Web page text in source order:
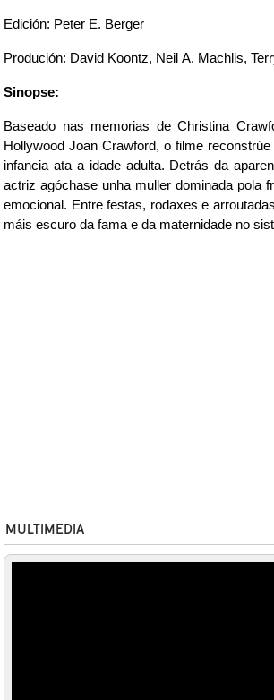
Edición: Peter E. Berger
Produción: David Koontz, Neil A. Machlis,
Sinopse:
Baseado nas memorias de Christina
Hollywood Joan Crawford, o filme
infancia ata a idade adulta. Detrás da
actriz agóchase unha muller dominada pola
emocional. Entre festas, rodaxes e
máis escuro da fama e da maternidade no
MULTIMEDIA
Mommie Dearest -